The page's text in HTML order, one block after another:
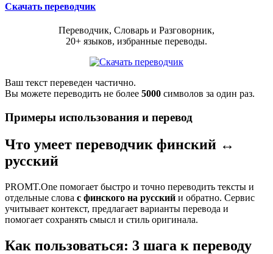
Скачать переводчик
Переводчик, Словарь и Разговорник,
20+ языков, избранные переводы.
Ваш текст переведен частично.
Вы можете переводить не более 5000 символов за один раз.
Примеры использования и перевод
Что умеет переводчик финский ↔
русский
PROMT.One помогает быстро и точно переводить тексты и
отдельные слова с финского на русский и обратно. Сервис
учитывает контекст, предлагает варианты перевода и
помогает сохранять смысл и стиль оригинала.
Как пользоваться: 3 шага к переводу